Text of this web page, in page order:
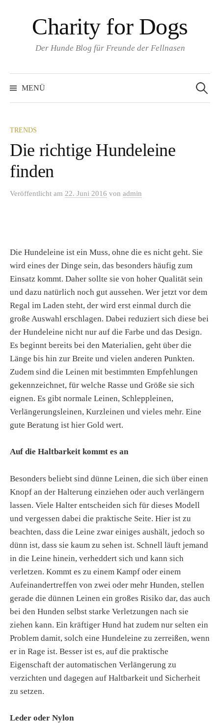
Charity for Dogs
Der Hunde Blog für Freunde der Fellnasen
MENÜ
nach:
TRENDS
Die richtige Hundeleine
finden
Veröffentlicht am 22. Juni 2016 von admin
Die Hundeleine ist ein Muss, ohne die es nicht geht. Sie
wird eines der Dinge sein, das besonders häufig zum
Einsatz kommt. Daher sollte sie von hoher Qualität sein
und dazu natürlich noch gut aussehen. Wer jetzt vor dem
Regal im Laden steht, der wird erst einmal durch die
große Auswahl erschlagen. Dabei reduziert sich diese bei
der Hundeleine nicht nur auf die Farbe und das Design.
Es beginnt bereits bei den Materialien, geht über die
Länge bis hin zur Breite und vielen anderen Punkten.
Zudem sind die Leinen mit bestimmten Empfehlungen
gekennzeichnet, für welche Rasse und Größe sie sich
eignen. Es gibt normale Leinen, Schleppleinen,
Verlängerungsleinen, Kurzleinen und vieles mehr. Eine
gute Beratung ist hier Gold wert.
Auf die Haltbarkeit kommt es an
Besonders beliebt sind dünne Leinen, die sich über einen
Knopf an der Halterung einziehen oder auch verlängern
lassen. Viele Halter entscheiden sich für dieses Modell
und vergessen dabei die praktische Seite. Hier ist zu
beachten, dass die Leine zwar einiges aushält, jedoch so
dünn ist, dass sie kaum zu sehen ist. Schnell läuft jemand
in die Leine hinein, verheddert sich und kann sich
verletzen. Kommt es zu einem Kampf oder einem
Aufeinandertreffen von zwei oder mehr Hunden, stellen
gerade die dünnen Leinen ein großes Risiko dar, das auch
bei den Hunden selbst starke Verletzungen nach sie
ziehen kann. Ein kräftiger Hund hat zudem nur selten ein
Problem damit, solch eine Hundeleine zu zerreißen, wenn
er in Rage ist. Besser ist es, auf die praktische
Eigenschaft der automatischen Verlängerung zu
verzichten und dagegen auf Haltbarkeit und Sicherheit
zu setzen.
Leder oder Nylon